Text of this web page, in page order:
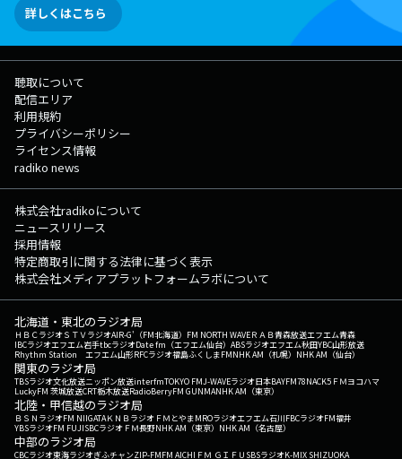
詳しくはこちら
聴取について
配信エリア
利用規約
プライバシーポリシー
ライセンス情報
radiko news
株式会社radikoについて
ニュースリリース
採用情報
特定商取引に関する法律に基づく表示
株式会社メディアプラットフォームラボについて
北海道・東北のラジオ局
ＨＢＣラジオＳＴＶラジオAIR-G'（FM北海道） FM NORTH WAVEＲＡＢ青森放送エフエム青森
IBCラジオエフエム岩手tbcラジオDate fm（エフエム仙台） ABSラジオエフエム秋田YBC山形放送
Rhythm Station エフエム山形RFCラジオ福島ふくしまFMNHK AM（札幌） NHK AM（仙台）
関東のラジオ局
TBSラジオ文化放送ニッポン放送interfmTOKYO FMJ-WAVEラジオ日本BAYFM78NACK5 ＦＭヨコハマ
LuckyFM 茨城放送CRT栃木放送RadioBerryFM GUNMANHK AM（東京）
北陸・甲信越のラジオ局
ＢＳＮラジオFM NIIGATAＫＮＢラジオ ＦＭとやまMROラジオエフエム石川FBCラジオFM福井
YBSラジオFM FUJISBCラジオ ＦＭ長野NHK AM（東京） NHK AM（名古屋）
中部のラジオ局
CBCラジオ東海ラジオぎふチャンZIP-FMFM AICHI ＦＭ ＧＩＦＵ SBSラジオK-MIX SHIZUOKA